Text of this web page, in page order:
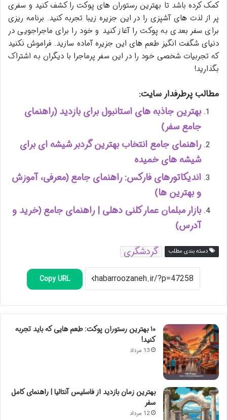
کمک کرده باشد تا بهترین رستوران های پوکت را کشف کنید و سفری
پر از لذت های آشپزی را در این جزیره زیبا تجربه کنید. برنامه ریزی
برای سفر بعدی به پوکت را آغاز کنید و خود را برای ماجراجویی در
دنیای شگفت انگیز طعم های این جزیره آماده سازید. فراموش نکنید
که تجربیات شخصی خود را در این سفر پرماجرا با دیگران به اشتراک
بگذارید!
مطالب پرطرفدار سایت:
بهترین جاذبه های استانبول برای بازدید (راهنمای
جامع سفر)
راهنمای جامع انتخاب بهترین گردبر شیشه ای برای
شیشه های خمیده
اندیکاتورهای فارکس: راهنمای جامع (معرفی، آموزش
و بهترین ها)
بازار مبلمان عمار کلنی دهلی | راهنمای جامع (خرید و
آدرس)
دسته بندی مطلب گردشگری
Copy URL
۱۰ بهترین رستوران پوکت: طعم هایی که باید تجربه
کنید!
13 مرداد
بهترین زمان بازدید از فاسلیس آنتالیا | راهنمای کامل
سفر
12 مرداد